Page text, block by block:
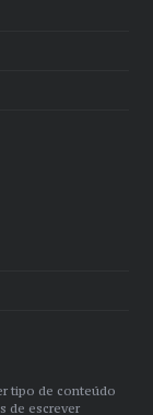
tipo de conteúdo
de escrever